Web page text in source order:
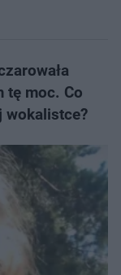
tę moc. Co
wokalistce?